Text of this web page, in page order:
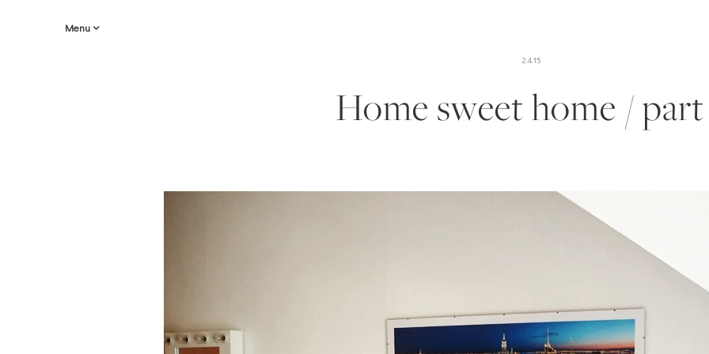
Menu
2.4.15
Home sweet home /